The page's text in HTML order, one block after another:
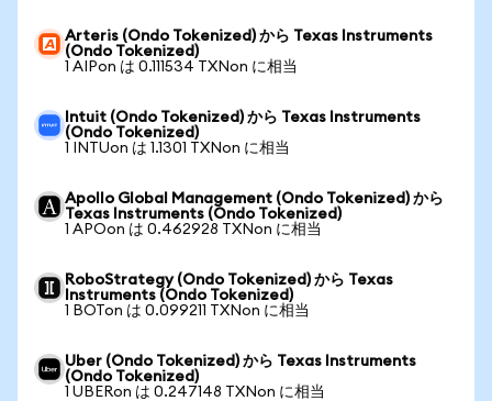
Arteris (Ondo Tokenized) から Texas Instruments
(Ondo Tokenized)
1 AIPon は 0.111534 TXNon に相当
Intuit (Ondo Tokenized) から Texas Instruments
(Ondo Tokenized)
1 INTUon は 1.1301 TXNon に相当
Apollo Global Management (Ondo Tokenized) から
Texas Instruments (Ondo Tokenized)
1 APOon は 0.462928 TXNon に相当
RoboStrategy (Ondo Tokenized) から Texas
Instruments (Ondo Tokenized)
1 BOTon は 0.099211 TXNon に相当
Uber (Ondo Tokenized) から Texas Instruments
(Ondo Tokenized)
1 UBERon は 0.247148 TXNon に相当